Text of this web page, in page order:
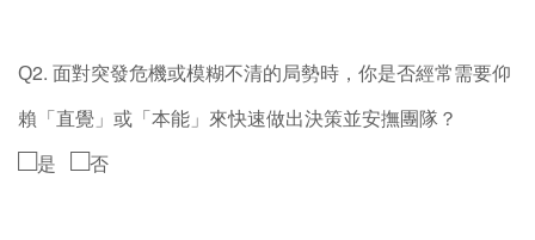
Q2. 面對突發危機或模糊不清的局勢時，你是否經常需要仰
賴「直覺」或「本能」來快速做出決策並安撫團隊？
□是 □否